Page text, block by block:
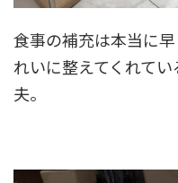
食事の補充は本当に
れいに整えてくれて
夫。